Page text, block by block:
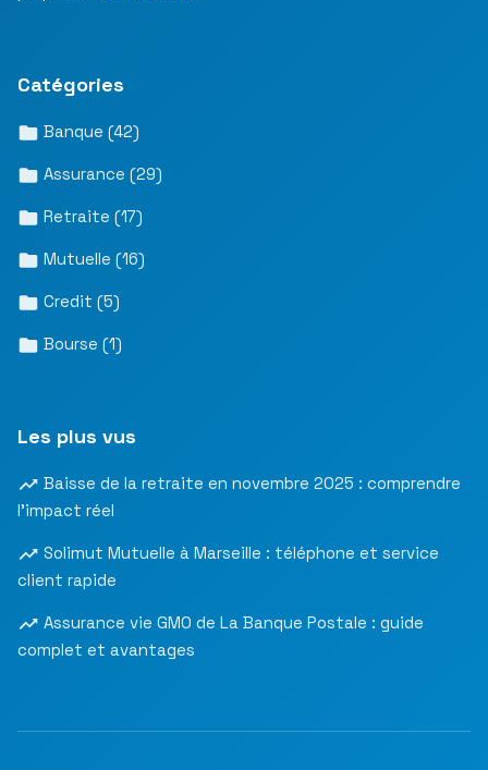
Catégories
Banque (42)
Assurance (29)
Retraite (17)
Mutuelle (16)
Credit (5)
Bourse (1)
Les plus vus
Baisse de la retraite en novembre 2025 : comprendre
l’impact réel
Solimut Mutuelle à Marseille : téléphone et service
client rapide
Assurance vie GMO de La Banque Postale : guide
complet et avantages